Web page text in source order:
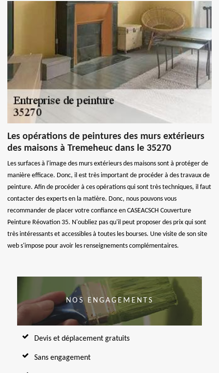
Les opérations de peintures des murs extérieurs
des maisons à Tremeheuc dans le 35270
Les surfaces à l'image des murs extérieurs des maisons sont à protéger de
manière efficace. Donc, il est très important de procéder à des travaux de
peinture. Afin de procéder à ces opérations qui sont très techniques, il faut
contacter des experts en la matière. Donc, nous pouvons vous
recommander de placer votre confiance en CASEACSCH Couverture
Peinture Réovation 35. N'oubliez pas qu'il peut proposer des prix qui sont
très intéressants et accessibles à toutes les bourses. Une visite de son site
web s'impose pour avoir les renseignements complémentaires.
NOS ENGAGEMENTS
Devis et déplacement gratuits
Sans engagement